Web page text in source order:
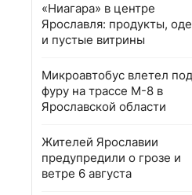
«Ниагара» в центре
Ярославля: продукты,
и пустые витрины
Микроавтобус влетел под
фуру на трассе М-8 в
Ярославской области
Жителей Ярославии
предупредили о грозе и
ветре 6 августа